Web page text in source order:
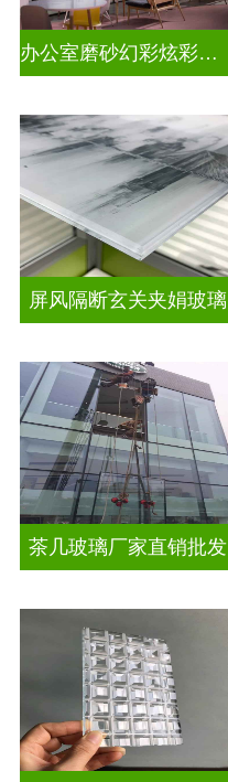
办公室磨砂幻彩炫彩渐变玻璃
屏风隔断玄关夹娟玻璃
茶几玻璃厂家直销批发